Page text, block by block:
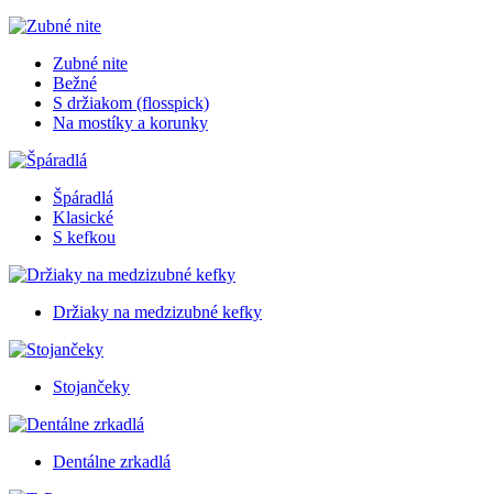
Zubné nite
Bežné
S držiakom (flosspick)
Na mostíky a korunky
Špáradlá
Klasické
S kefkou
Držiaky na medzizubné kefky
Stojančeky
Dentálne zrkadlá